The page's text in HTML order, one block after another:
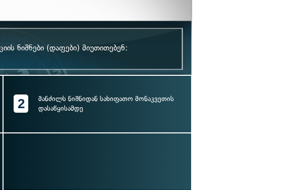
ნიშნები (დაფები) მიუთითებენ:
2
მანძილს ნიშნიდან სახიფათო მონაკვეთის
დასაწყისამდე